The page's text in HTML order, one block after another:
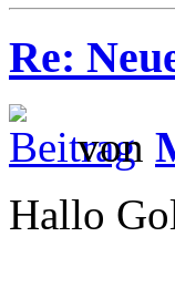
Re:
von
Hallo